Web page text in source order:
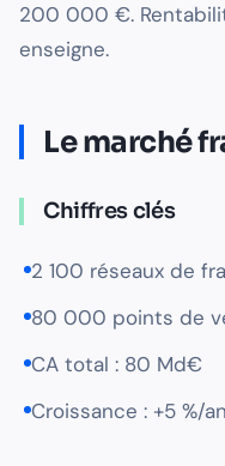
200 000 €.
enseigne.
Le marché
Chiffres clés
2 100 réseaux de
80 000 points de
CA total : 80 Md€
Croissance : +5 %/an